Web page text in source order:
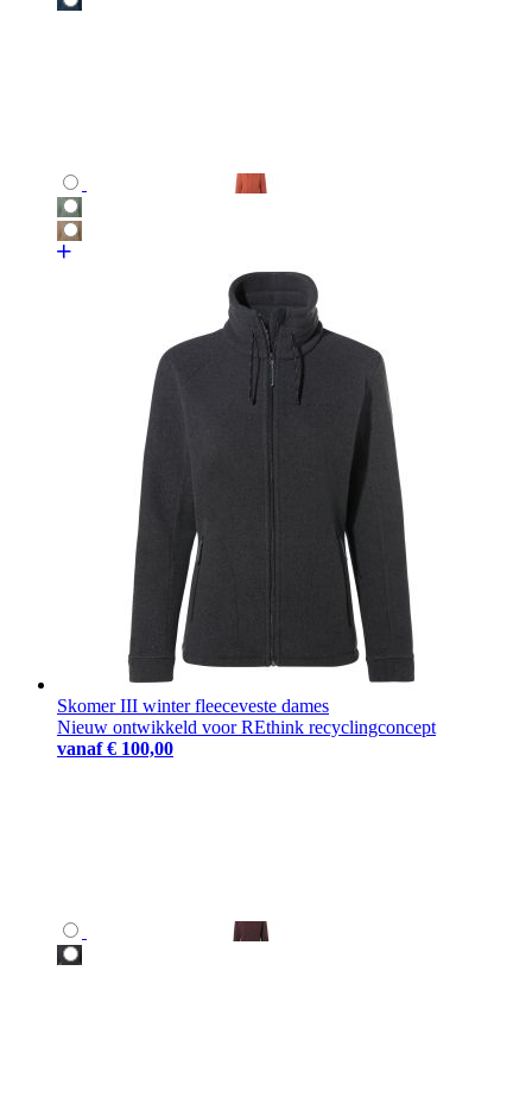
Skomer III winter fleeceveste dames
Nieuw ontwikkeld voor REthink recyclingconcept
vanaf € 100,00